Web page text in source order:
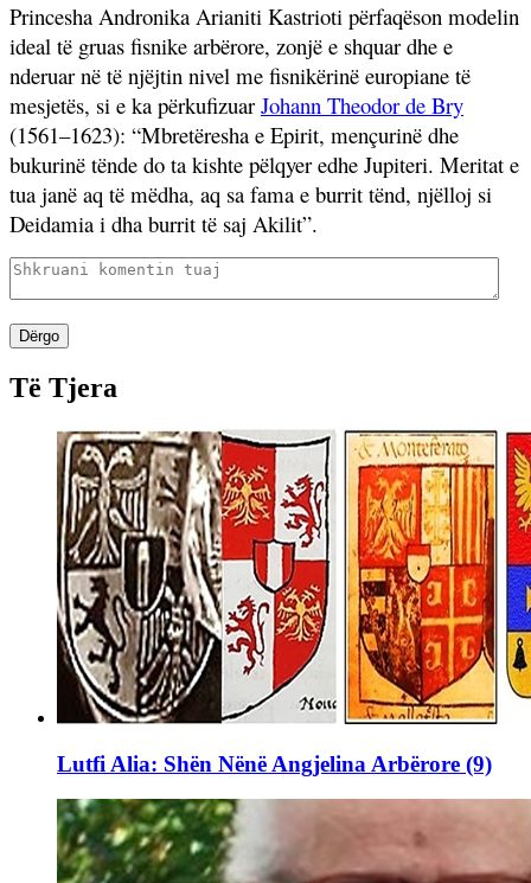
Princesha Andronika Arianiti Kastrioti përfaqëson modelin
ideal të gruas fisnike arbërore, zonjë e shquar dhe e
nderuar në të njëjtin nivel me fisnikërinë europiane të
mesjetës, si e ka përkufizuar Johann Theodor de Bry
(1561–1623): “Mbretëresha e Epirit, mençurinë dhe
bukurinë tënde do ta kishte pëlqyer edhe Jupiteri. Meritat e
tua janë aq të mëdha, aq sa fama e burrit tënd, njëlloj si
Deidamia i dha burrit të saj Akilit”.
Dërgo
Të Tjera
Lutfi Alia: Shën Nënë Angjelina Arbërore (9)